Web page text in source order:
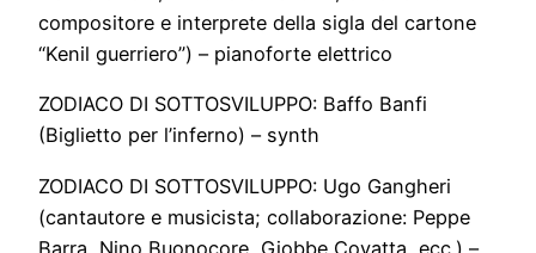
compositore e interprete della sigla del cartone
“Kenil guerriero”) – pianoforte elettrico
ZODIACO DI SOTTOSVILUPPO: Baffo Banfi
(Biglietto per l’inferno) – synth
ZODIACO DI SOTTOSVILUPPO: Ugo Gangheri
(cantautore e musicista; collaborazione: Peppe
Barra, Nino Buonocore, Giobbe Covatta, ecc.) –